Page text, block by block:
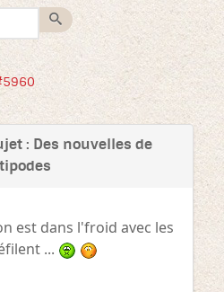
: Des nouvelles de
est dans l'froid avec les
...